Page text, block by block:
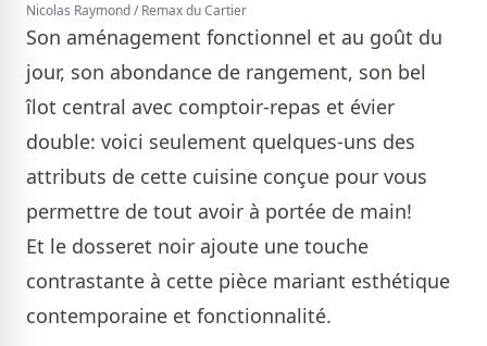
Nicolas Raymond / Remax du Cartier
Son aménagement fonctionnel et au goût du
jour, son abondance de rangement, son bel
îlot central avec comptoir-repas et évier
double: voici seulement quelques-uns des
attributs de cette cuisine conçue pour vous
permettre de tout avoir à portée de main!
Et le dosseret noir ajoute une touche
contrastante à cette pièce mariant esthétique
contemporaine et fonctionnalité.